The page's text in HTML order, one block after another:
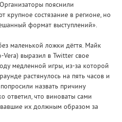
пояснили
крупное состязание в регионе, но
формат выступлений».
маленькой ложки дёгтя. Майк
выразил в Twitter свое
медленной игры, из-за которой
растянулось на пять часов и
назвать причину
ответил, что виноваты сами
их должным образом за